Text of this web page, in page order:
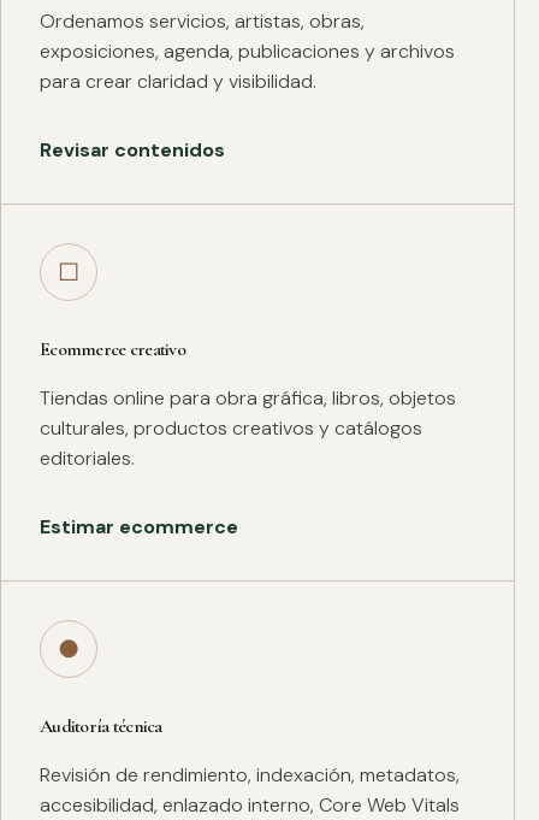
Ordenamos servicios, artistas, obras,
exposiciones, agenda, publicaciones y archivos
para crear claridad y visibilidad.
Revisar contenidos
□
Ecommerce creativo
Tiendas online para obra gráfica, libros, objetos
culturales, productos creativos y catálogos
editoriales.
Estimar ecommerce
●
Auditoría técnica
Revisión de rendimiento, indexación, metadatos,
accesibilidad, enlazado interno, Core Web Vitals